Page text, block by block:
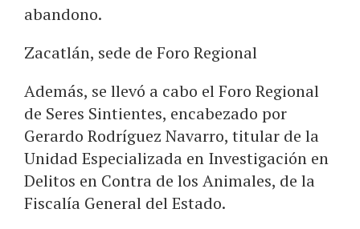
abandono.
Zacatlán, sede de Foro Regional
Además, se llevó a cabo el Foro Regional
de Seres Sintientes, encabezado por
Gerardo Rodríguez Navarro, titular de la
Unidad Especializada en Investigación en
Delitos en Contra de los Animales, de la
Fiscalía General del Estado.